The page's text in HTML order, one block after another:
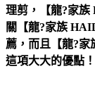
理剪，【龍?家族
關【龍?家族
薦，而且【龍?
這項大大的優點！